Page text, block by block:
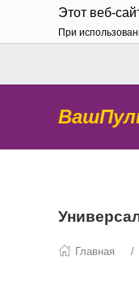
Этот веб-
При
Главная